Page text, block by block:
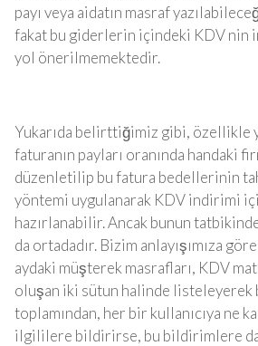
payı veya aidatın masraf
fakat bu giderlerin içindeki KDV nin
yol önerilmemektedir.
Yukarıda belirttiğimiz gibi, özellikle
faturanın payları oranında handaki
düzenletilip bu fatura bedellerinin
yöntemi uygulanarak KDV indirimi
hazırlanabilir. Ancak bunun
da ortadadır. Bizim anlayışımıza
aydaki müşterek masrafları, KDV
oluşan iki sütun halinde listeleyerek
toplamından, her bir kullanıcıya ne
ilgililere bildirirse, bu bildirimlere